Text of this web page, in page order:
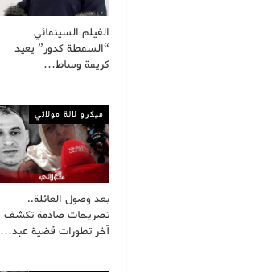
الفيلم السينمائي
“السمطة كدور” يعيد
كريمة وساط…
ميكرو لالة مولاتي
بعد وصول العائلة..
تصريحات صادمة تكشف
آخر تطورات قضية عبد…